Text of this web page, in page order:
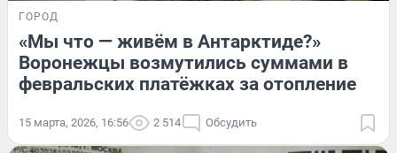
ГОРОД
«Мы что — живём в Антарктиде?»
Воронежцы возмутились суммами в
февральских платёжках за отопление
15 марта, 2026, 16:56 2 514 Обсудить